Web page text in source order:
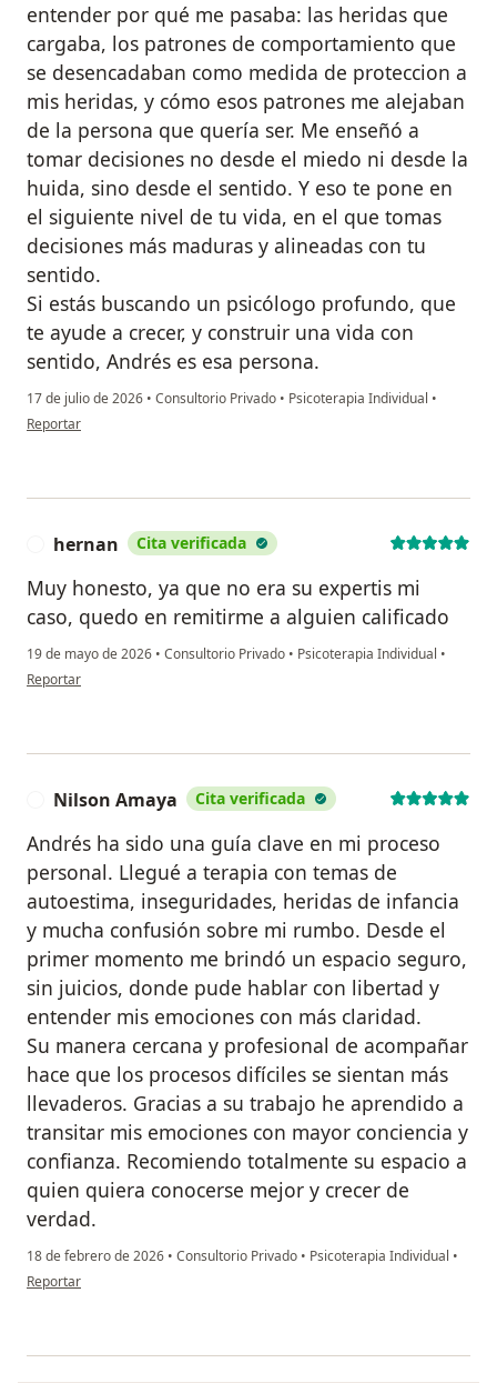
entender por qué me pasaba: las heridas que
cargaba, los patrones de comportamiento que
se desencadaban como medida de proteccion a
mis heridas, y cómo esos patrones me alejaban
de la persona que quería ser. Me enseñó a
tomar decisiones no desde el miedo ni desde la
huida, sino desde el sentido. Y eso te pone en
el siguiente nivel de tu vida, en el que tomas
decisiones más maduras y alineadas con tu
sentido.
Si estás buscando un psicólogo profundo, que
te ayude a crecer, y construir una vida con
sentido, Andrés es esa persona.
17 de julio de 2026 • Consultorio Privado • Psicoterapia Individual •
en opinión del usuario Luisa Hernández
Reportar
hernan Cita verificada
Muy honesto, ya que no era su expertis mi
caso, quedo en remitirme a alguien calificado
19 de mayo de 2026 • Consultorio Privado • Psicoterapia Individual •
en opinión del usuario hernan
Reportar
Nilson Amaya Cita verificada
Andrés ha sido una guía clave en mi proceso
personal. Llegué a terapia con temas de
autoestima, inseguridades, heridas de infancia
y mucha confusión sobre mi rumbo. Desde el
primer momento me brindó un espacio seguro,
sin juicios, donde pude hablar con libertad y
entender mis emociones con más claridad.
Su manera cercana y profesional de acompañar
hace que los procesos difíciles se sientan más
llevaderos. Gracias a su trabajo he aprendido a
transitar mis emociones con mayor conciencia y
confianza. Recomiendo totalmente su espacio a
quien quiera conocerse mejor y crecer de
verdad.
18 de febrero de 2026 • Consultorio Privado • Psicoterapia Individual •
en opinión del usuario Nilson Amaya
Reportar